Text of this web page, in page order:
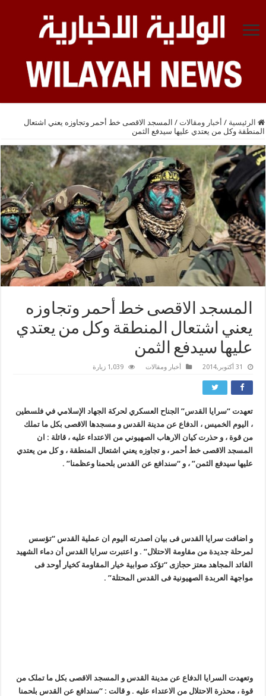
الرئيسية / أخبار ومقالات / المسجد الاقصى خط أحمر وتجاوزه يعني اشتعال
المنطقة وكل من يعتدي عليها سيدفع الثمن
المسجد الاقصى خط أحمر وتجاوزه
يعني اشتعال المنطقة وكل من يعتدي
عليها سيدفع الثمن
31 أكتوبر,2014 أخبار ومقالات 1,039 زيارة
تعهدت “سرايا القدس” الجناح العسكري لحركة الجهاد الإسلامي في فلسطين
، اليوم الخميس ، الدفاع عن مدينة القدس و مسجدها الاقصى بكل ما تملك
من قوة ، و حذرت كيان الارهاب الصهيوني من الاعتداء عليه ، قائلة : ان
المسجد الاقصى خط أحمر ، و تجاوزه يعني اشتعال المنطقة ، و كل من يعتدي
عليها سيدفع الثمن” ، و “سندافع عن القدس بلحمنا وعظمنا” .
و اضافت سرایا القدس فی بیان اصدرته الیوم ان عملیة القدس “تؤسس
لمرحلة جدیدة من مقاومة الاحتلال” . و اعتبرت سرایا القدس أن دماء الشهید
القائد المجاهد معتز حجازی “تؤکد صوابیة خیار المقاومة کخیار أوحد فی
مواجهة العربدة الصهیونیة فی القدس المحتلة” .
وتعهدت السرایا الدفاع عن مدینة القدس و المسجد الاقصى بکل ما تملک من
قوة ، محذرة الاحتلال من الاعتداء علیه . و قالت : “سندافع عن القدس بلحمنا